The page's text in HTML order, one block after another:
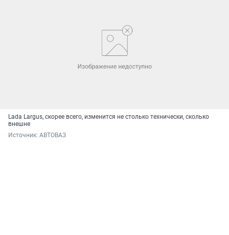
Lada Largus, скорее всего, изменится не столько технически, сколько
внешне
Источник: АВТОВАЗ